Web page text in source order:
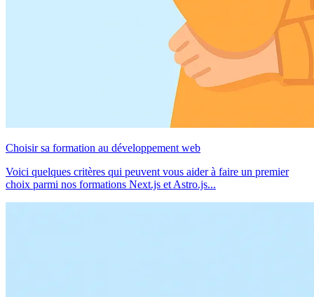
Choisir sa formation au développement web
Voici quelques critères qui peuvent vous aider à faire un premier
choix parmi nos formations Next.js et Astro.js...